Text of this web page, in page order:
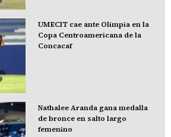
UMECIT cae ante Olimpia en la
Copa Centroamericana de la
Concacaf
Nathalee Aranda gana medalla
de bronce en salto largo
femenino